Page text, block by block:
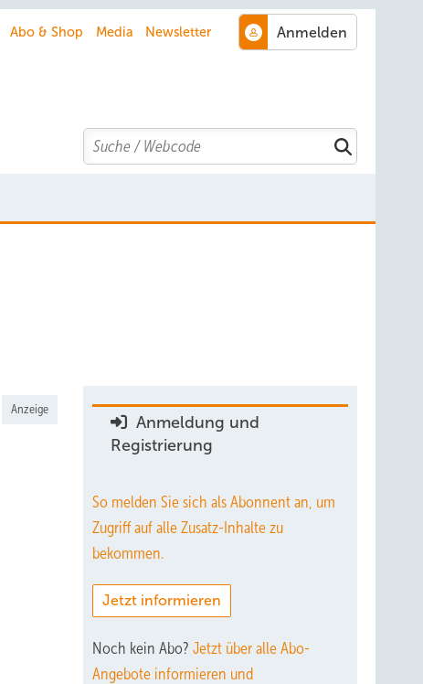
Abo & Shop Media Newsletter
Search
Anzeige
Anmeldung und
Registrierung
So melden Sie sich als Abonnent an, um
Zugriff auf alle Zusatz-Inhalte zu
bekommen.
Jetzt informieren
Noch kein Abo? Jetzt über alle Abo-
Angebote informieren und